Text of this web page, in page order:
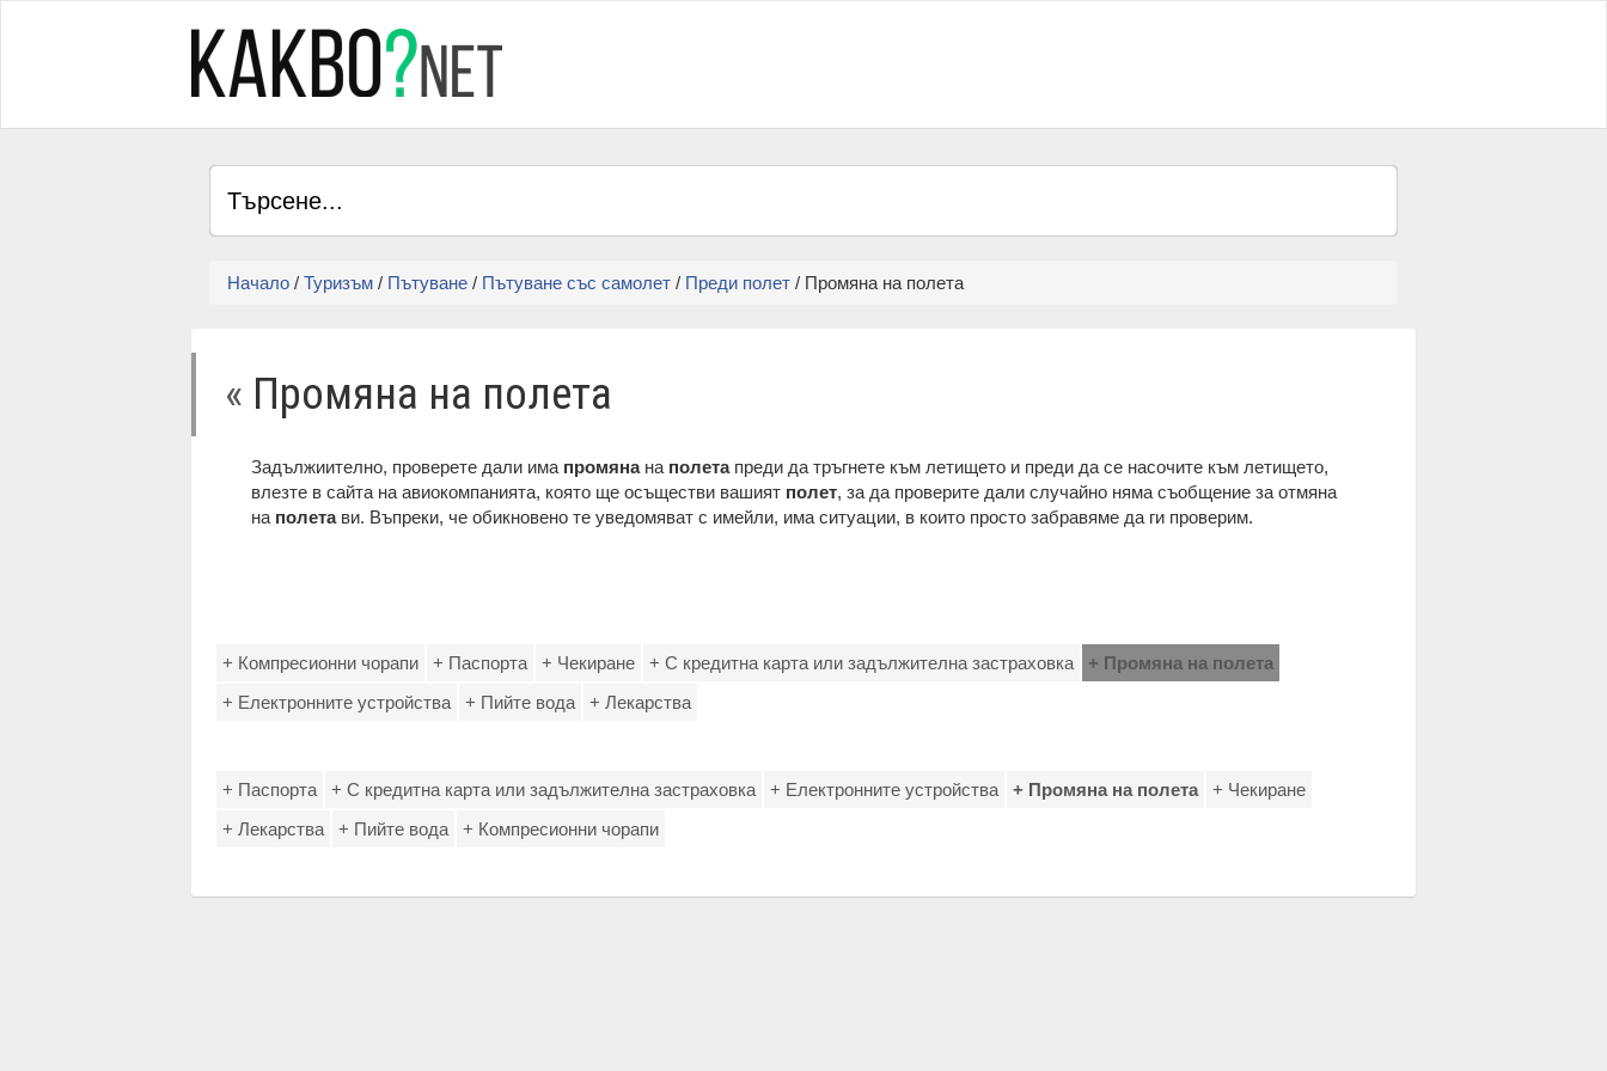
Начало / Туризъм / Пътуване / Пътуване със самолет / Преди полет / Промяна на полета
« Промяна на полета
Задължиително, проверете дали има промянана полетапреди да тръгнете към летището и преди да се насочите към летището,
влезте в сайта на авиокомпанията, която ще осъществи вашият полет, за да проверите дали случайно няма съобщение за отмяна
на полетави. Въпреки, че обикновено те уведомяват с имейли, има ситуации, в които просто забравяме да ги проверим.
+ Компресионни чорапи + Паспорта + Чекиране + С кредитна карта или задължителна застраховка
+ Промяна на полета
+ Електронните устройства
+ Пийте вода + Лекарства
+ Паспорта + С кредитна карта или задължителна застраховка + Електронните устройства + Промяна на полета
+ Чекиране
+ Лекарства
+ Пийте вода + Компресионни чорапи